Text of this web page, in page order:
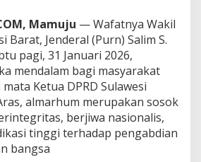
Mamuju — Wafatnya Wakil
Barat, Jenderal (Purn) Salim S.
pagi, 31 Januari 2026,
mendalam bagi masyarakat
Ketua DPRD Sulawesi
almarhum merupakan sosok
berjiwa nasionalis,
tinggi terhadap pengabdian
bangsa